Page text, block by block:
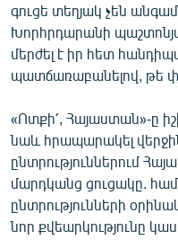
գուցե տեղյակ չեն
Խորհրդարանի
մերժել է իր հետ
պատճառաբանելով, թե
«Ոտքի՛, Հայաստան»-ը
նաև հրապարակել
ընտրություններում
մարդկանց ցուցակը.
ընտրությունների
նոր քվեարկությունը